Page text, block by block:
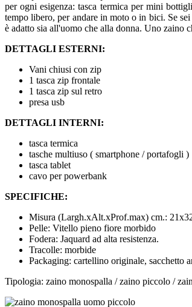
per ogni esigenza: tasca termica per mini
tempo libero, per andare in moto o in bici. Se
è adatto sia all'uomo che alla donna. Uno zaino
DETTAGLI ESTERNI:
Vani chiusi con zip
1 tasca zip frontale
1 tasca zip sul retro
presa usb
DETTAGLI INTERNI:
tasca termica
tasche multiuso ( smartphone / portafogli )
tasca tablet
cavo per powerbank
SPECIFICHE:
Misura (Largh.xAlt.xProf.max) cm.:
Pelle: Vitello pieno fiore morbido
Fodera: Jaquard ad alta resistenza.
Tracolle: morbide
Packaging: cartellino originale, sacchetto
Tipologia: zaino monospalla / zaino piccolo /